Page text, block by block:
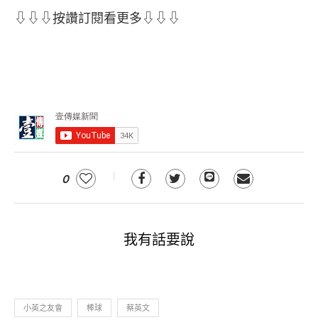
⇩⇩⇩按讚訂閱看更多⇩⇩⇩
0
我有話要說
小英之友會 棒球 蔡英文